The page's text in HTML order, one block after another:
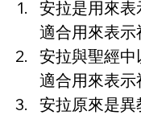
安拉是用來表
適合用來表示
安拉與聖經中
適合用來表示
安拉原來是